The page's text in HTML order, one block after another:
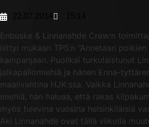
Enbuske & Linnanahde Crew:n
liittyi mukaan TPS:n ”Annetaan poikien
kampanjaan. Puoliksi turkulaistunut
jalkapallomiehiä ja hänen Enna-
maalivahtina HJK:ssa. Vaikka
miehiä, hän haluaa, että rakas
myös tulevina vuosina helsinkiläisiä
Aki Linnanahde ovat tällä viikolla